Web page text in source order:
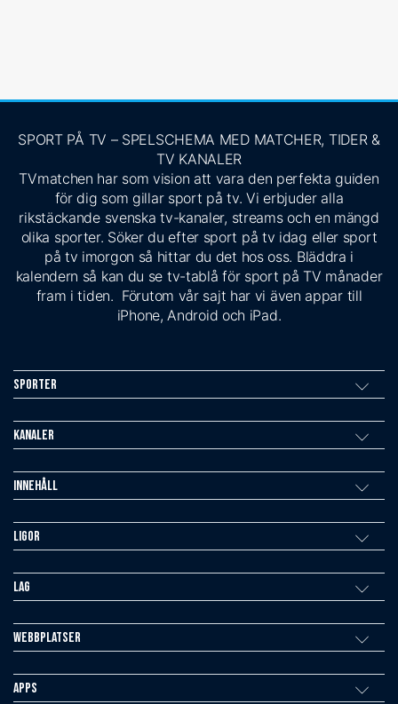
SPORT PÅ TV – SPELSCHEMA MED MATCHER, TIDER &
TV KANALER
TVmatchen har som vision att vara den perfekta guiden
för dig som gillar sport på tv. Vi erbjuder alla
rikstäckande svenska tv-kanaler, streams och en mängd
olika sporter. Söker du efter sport på tv idag eller sport
på tv imorgon så hittar du det hos oss. Bläddra i
kalendern så kan du se tv-tablå för sport på TV månader
fram i tiden. Förutom vår sajt har vi även appar till
iPhone, Android och iPad.
Sporter
Kanaler
Innehåll
Ligor
Lag
Webbplatser
Apps